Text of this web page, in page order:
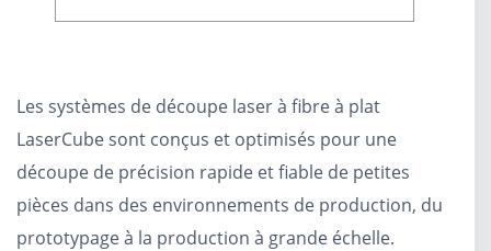
Les systèmes de découpe laser à fibre à plat
LaserCube sont conçus et optimisés pour une
découpe de précision rapide et fiable de petites
pièces dans des environnements de production, du
prototypage à la production à grande échelle.